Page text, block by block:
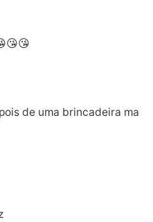
de uma brincadeira ma